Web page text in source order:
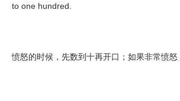
to one hundred.
愤怒的时候，先数到十再开口；如果非常愤怒